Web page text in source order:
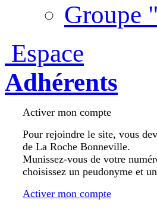
Groupe
Espace
Adhérents
Activer mon compte
Pour rejoindre le site, vous
de La Roche Bonneville.
Munissez-vous de votre
choisissez un peudonyme et
Activer mon compte